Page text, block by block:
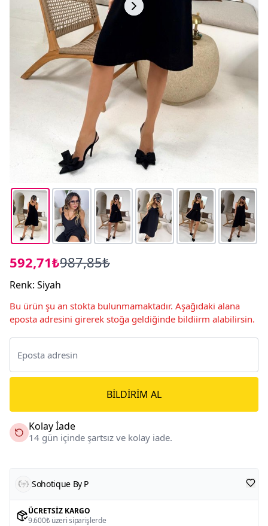
592,71₺987,85₺
Renk: Siyah
Bu ürün şu an stokta bulunmamaktadır. Aşağıdaki alana
eposta adresini girerek stoğa geldiğinde bildiirm alabilirsin.
BILDIRIM AL
Kolay İade
14 gün içinde şartsız ve kolay iade.
Sohotique By P
ÜCRETSIZ KARGO
9.600₺ üzeri siparişlerde